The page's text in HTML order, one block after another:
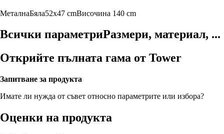
МеталнаБяла52x47 cmВисочина 140 cm
Всички параметриРазмери, материал, ...
Открийте пълната гама от Tower
Запитване за продукта
Имате ли нужда от съвет относно параметрите или избора?
Оценки на продукта